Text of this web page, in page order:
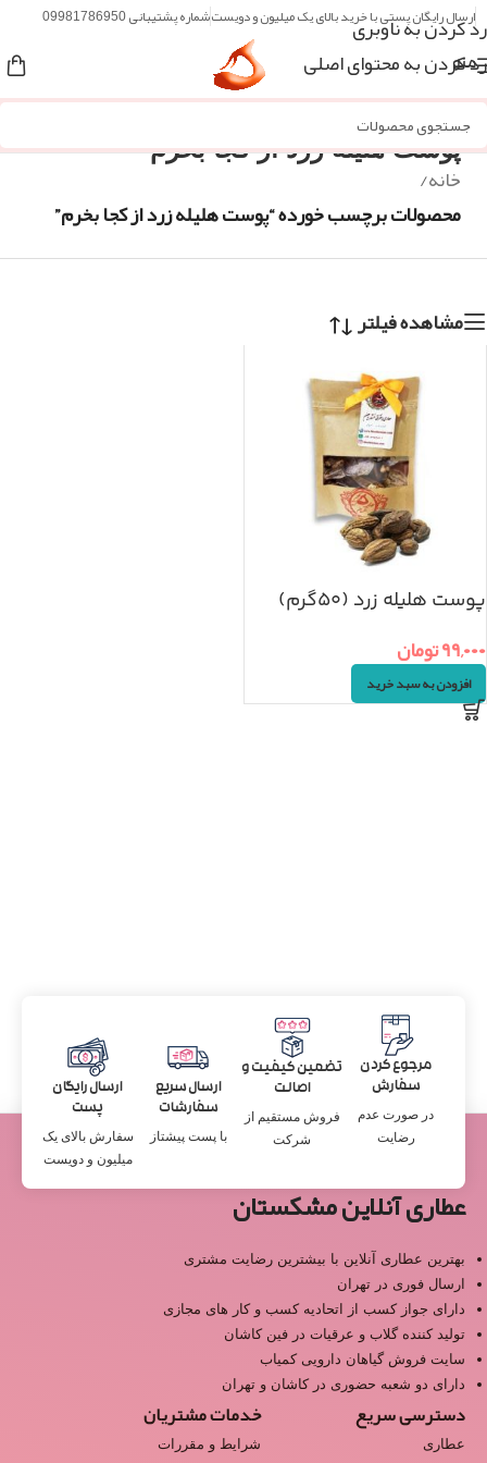
رد کردن به ناوبری
رد کردن به محتوای اصلی
ارسال رایگان پستی با خرید بالای یک میلیون و دویستشماره پشتیبانی 09981786950
منو
پوست هلیله زرد از کجا بخرم
خانه/
محصولات برچسب خورده “پوست هلیله زرد از کجا بخرم”
مشاهده فیلتر
پوست هلیله زرد (۵۰گرم)
۹۹,۰۰۰تومان
افزودن به سبد خرید
مرجوع کردن
سفارش
در صورت عدم
رضایت
تضمین کیفیت و
اصالت
فروش مستقیم از
شرکت
ارسال سریع
سفارشات
با پست پیشتاز
ارسال رایگان
پست
سفارش بالای یک
میلیون و دویست
عطاری آنلاین مشکستان
بهترین عطاری آنلاین با بیشترین رضایت مشتری
ارسال فوری در تهران
دارای جواز کسب از اتحادیه کسب و کار های مجازی
تولید کننده گلاب و عرقیات در فین کاشان
سایت فروش گیاهان دارویی کمیاب
دارای دو شعبه حضوری در کاشان و تهران
دسترسی سریع
عطاری
خدمات مشتریان
شرایط و مقررات